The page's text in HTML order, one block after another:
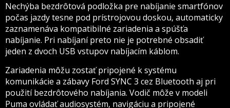
Nechýba bezdrôtová podložka pre nabíjanie smartfónov
počas jazdy tesne pod prístrojovou doskou, automaticky
zaznamenáva kompatibilné zariadenia a spúšťa
nabíjanie. Pri nabíjaní preto nie je potrebné obsadiť
jeden z dvoch USB vstupov nabíjacím káblom.
Zariadenia môžu zostať pripojené k systému
komunikácie a zábavy Ford SYNC 3 cez Bluetooth aj pri
použití bezdrôtového nabíjania. Vodič môže v modeli
Puma ovládať audiosystém, navigáciu a pripojené